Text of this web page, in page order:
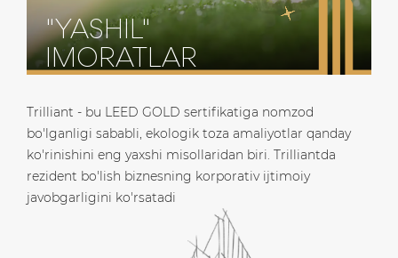
"YASHIL"
IMORATLAR
Trilliant - bu LEED GOLD sertifikatiga nomzod
bo'lganligi sababli, ekologik toza amaliyotlar qanday
ko'rinishini eng yaxshi misollaridan biri. Trilliantda
rezident bo'lish biznesning korporativ ijtimoiy
javobgarligini ko'rsatadi